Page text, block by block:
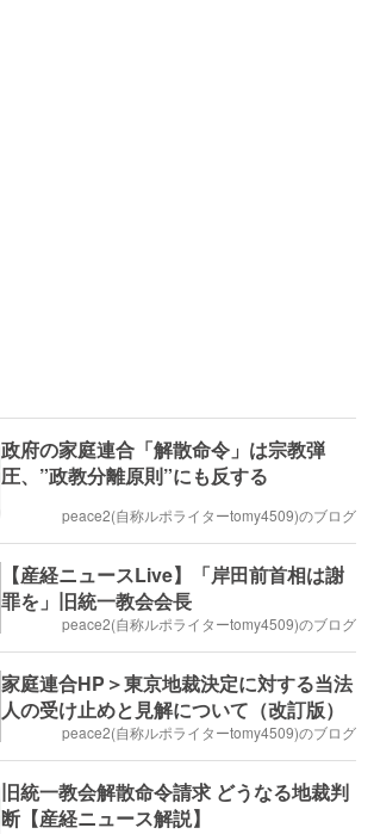
政府の家庭連合「解散命令」は宗教弾
圧、”政教分離原則”にも反する
peace2(自称ルポライターtomy4509)のブログ
【産経ニュースLive】「岸田前首相は謝
罪を」旧統一教会会長
peace2(自称ルポライターtomy4509)のブログ
家庭連合HP＞東京地裁決定に対する当法
人の受け止めと見解について（改訂版）
peace2(自称ルポライターtomy4509)のブログ
旧統一教会解散命令請求 どうなる地裁判
断【産経ニュース解説】